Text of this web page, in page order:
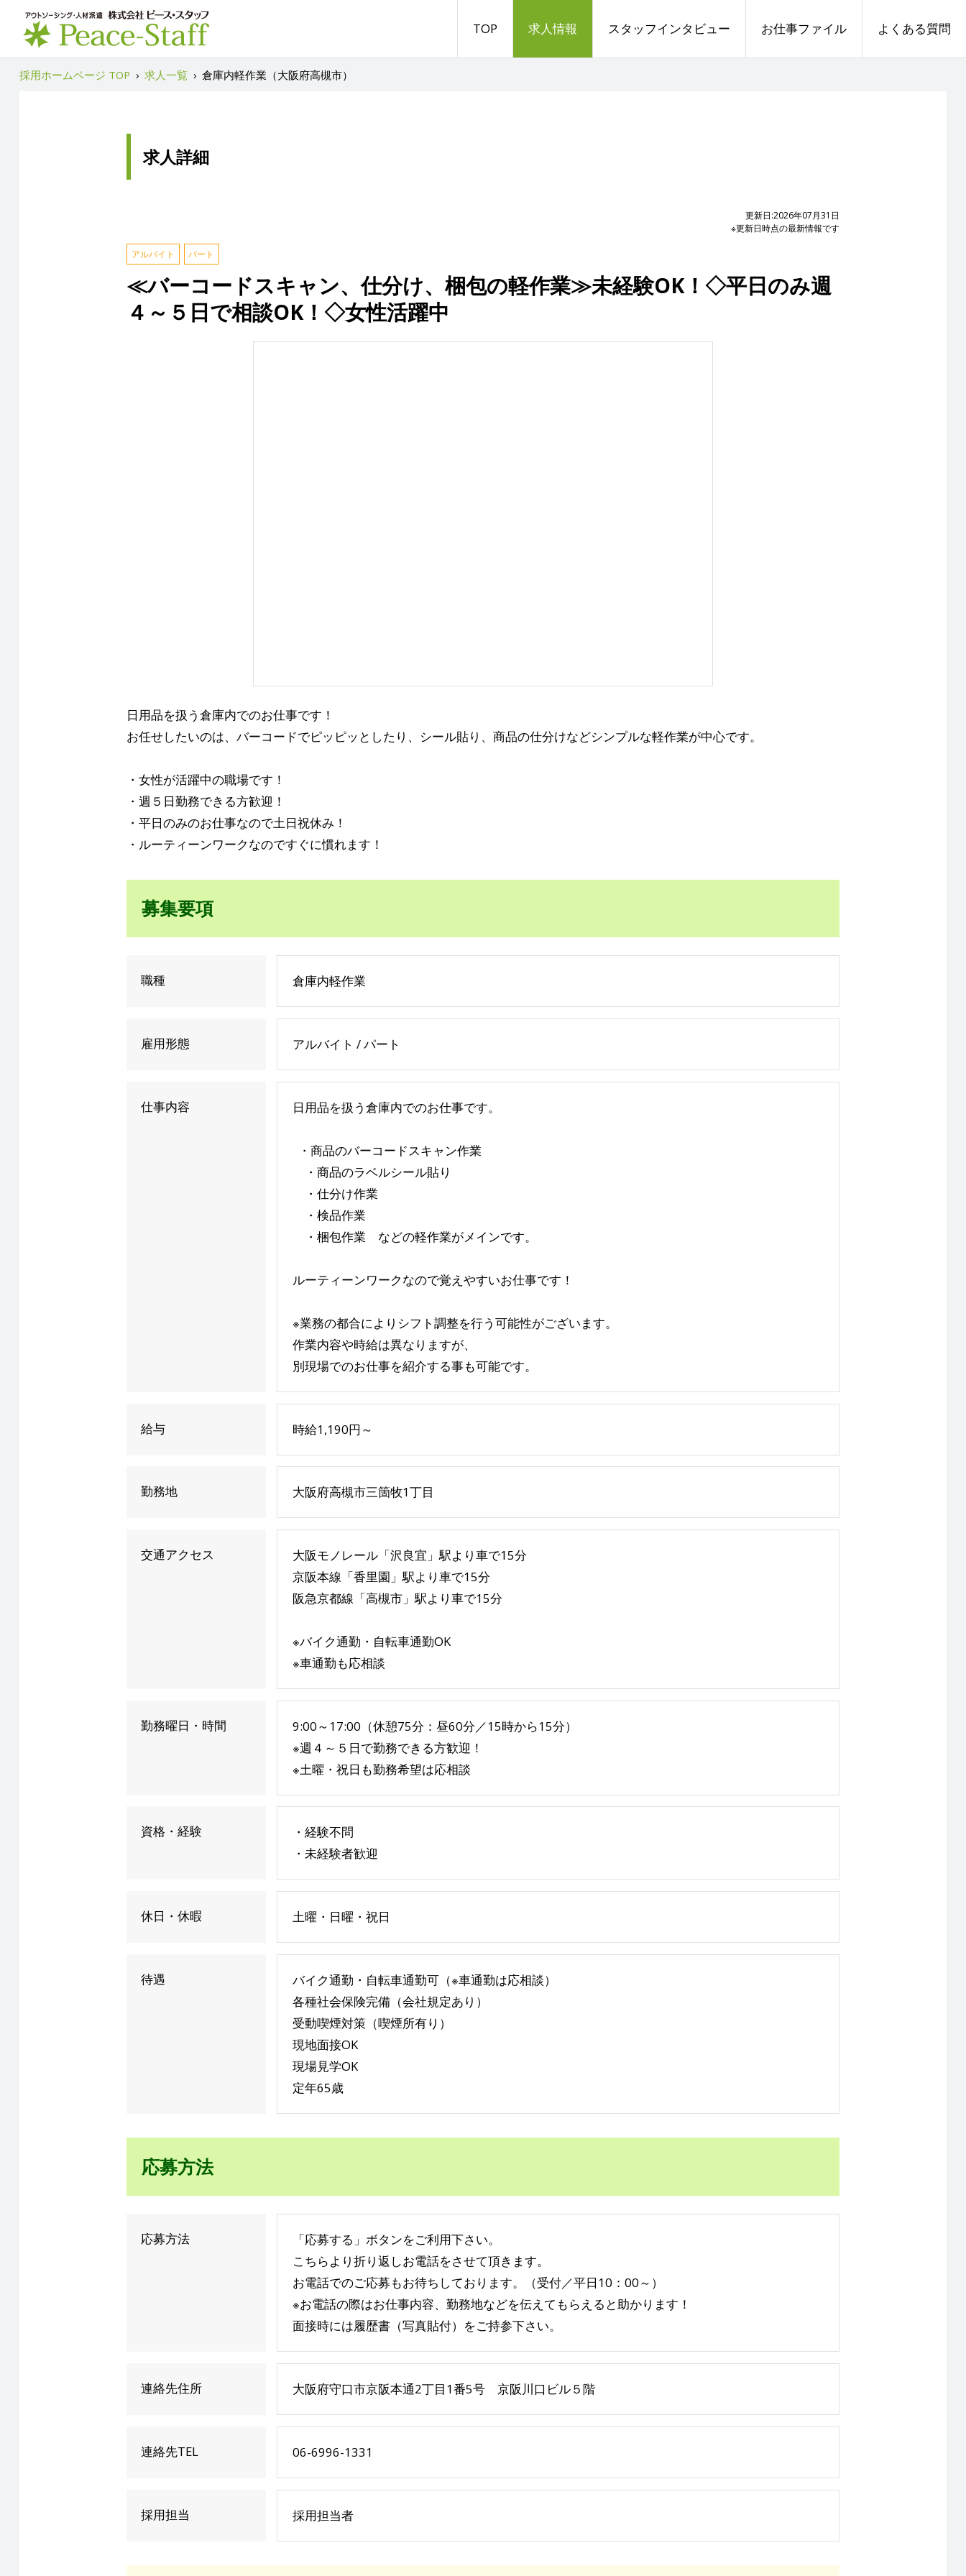
TOP 求人情報 スタッフインタビュー お仕事ファイル よくある質問
採用ホームページ TOP › 求人一覧 › 倉庫内軽作業（大阪府高槻市）
求人詳細
更新日:2026年07月31日
※更新日時点の最新情報です
アルバイト パート
≪バーコードスキャン、仕分け、梱包の軽作業≫未経験OK！◇平日のみ週
４～５日で相談OK！◇女性活躍中
日用品を扱う倉庫内でのお仕事です！
お任せしたいのは、バーコードでピッピッとしたり、シール貼り、商品の仕分けなどシンプルな軽作業が中心です。
・女性が活躍中の職場です！
・週５日勤務できる方歓迎！
・平日のみのお仕事なので土日祝休み！
・ルーティーンワークなのですぐに慣れます！
募集要項
職種 倉庫内軽作業
雇用形態 アルバイト / パート
仕事内容 日用品を扱う倉庫内でのお仕事です。
・商品のバーコードスキャン作業
・商品のラベルシール貼り
・仕分け作業
・検品作業
・梱包作業 などの軽作業がメインです。
ルーティーンワークなので覚えやすいお仕事です！
※業務の都合によりシフト調整を行う可能性がございます。
作業内容や時給は異なりますが、
別現場でのお仕事を紹介する事も可能です。
給与 時給1,190円～
勤務地 大阪府高槻市三箇牧1丁目
交通アクセス
大阪モノレール「沢良宜」駅より車で15分
京阪本線「香里園」駅より車で15分
阪急京都線「高槻市」駅より車で15分
※バイク通勤・自転車通勤OK
※車通勤も応相談
勤務曜日・時間
9:00～17:00（休憩75分：昼60分／15時から15分）
※週４～５日で勤務できる方歓迎！
※土曜・祝日も勤務希望は応相談
資格・経験
・経験不問
・未経験者歓迎
休日・休暇 土曜・日曜・祝日
待遇
バイク通勤・自転車通勤可（※車通勤は応相談）
各種社会保険完備（会社規定あり）
受動喫煙対策（喫煙所有り）
現地面接OK
現場見学OK
定年65歳
応募方法
応募方法
「応募する」ボタンをご利用下さい。
こちらより折り返しお電話をさせて頂きます。
お電話でのご応募もお待ちしております。（受付／平日10：00～）
※お電話の際はお仕事内容、勤務地などを伝えてもらえると助かります！
面接時には履歴書（写真貼付）をご持参下さい。
連絡先住所 大阪府守口市京阪本通2丁目1番5号 京阪川口ビル５階
連絡先TEL 06-6996-1331
採用担当 採用担当者